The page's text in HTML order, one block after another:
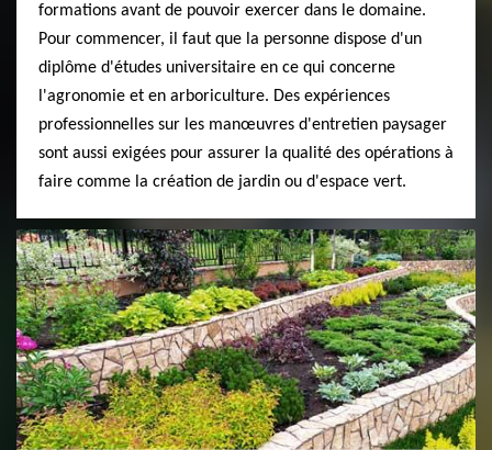
formations avant de pouvoir exercer dans le domaine.
Pour commencer, il faut que la personne dispose d'un
diplôme d'études universitaire en ce qui concerne
l'agronomie et en arboriculture. Des expériences
professionnelles sur les manœuvres d'entretien paysager
sont aussi exigées pour assurer la qualité des opérations à
faire comme la création de jardin ou d'espace vert.